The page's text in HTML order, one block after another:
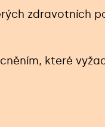
zdravotních
které